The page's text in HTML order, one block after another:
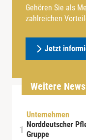
Gehören Sie als
zahlreichen
Jetzt
Weitere News
Unternehmen
Norddeutscher
Gruppe